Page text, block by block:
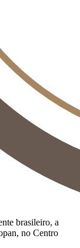
brasileiro, a
no Centro